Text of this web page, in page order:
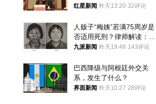
红星新闻 昨天13:20 32评论
人贩子“梅姨”若满75周岁是
否适用死刑？律师解读：很
大概率不会被判处死刑
九派新闻 昨天19:48 143评论
巴西降级与阿根廷外交关
系，发生了什么？
界面新闻 昨天10:27 28评论